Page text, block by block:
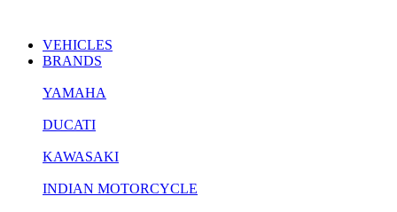
VEHICLES
BRANDS
YAMAHA
DUCATI
KAWASAKI
INDIAN MOTORCYCLE